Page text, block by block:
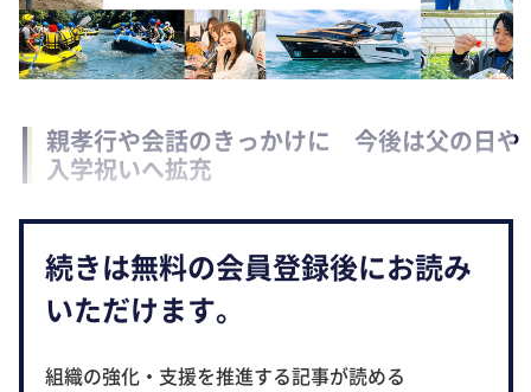
親孝行や会話のきっかけに 今後は父の日や
入学祝いへ拡充
続きは無料の会員登録後にお読み
いただけます。
組織の強化・支援を推進する記事が読める